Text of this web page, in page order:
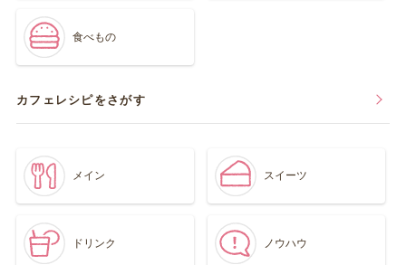
食べもの
カフェレシピをさがす
メイン スイーツ
ドリンク ノウハウ